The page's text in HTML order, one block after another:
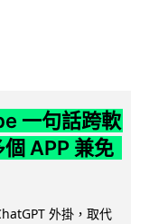
一句話跨軟
APP 兼免
外掛，取代